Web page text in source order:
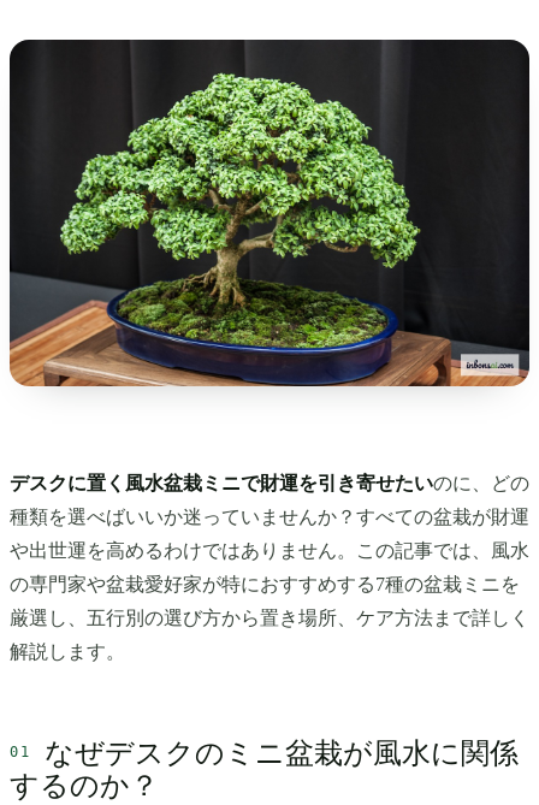
デスクに置く風水盆栽ミニで財運を引き寄せたいのに、どの
種類を選べばいいか迷っていませんか？すべての盆栽が財運
や出世運を高めるわけではありません。この記事では、風水
の専門家や盆栽愛好家が特におすすめする7種の盆栽ミニを
厳選し、五行別の選び方から置き場所、ケア方法まで詳しく
解説します。
なぜデスクのミニ盆栽が風水に関係
するのか？